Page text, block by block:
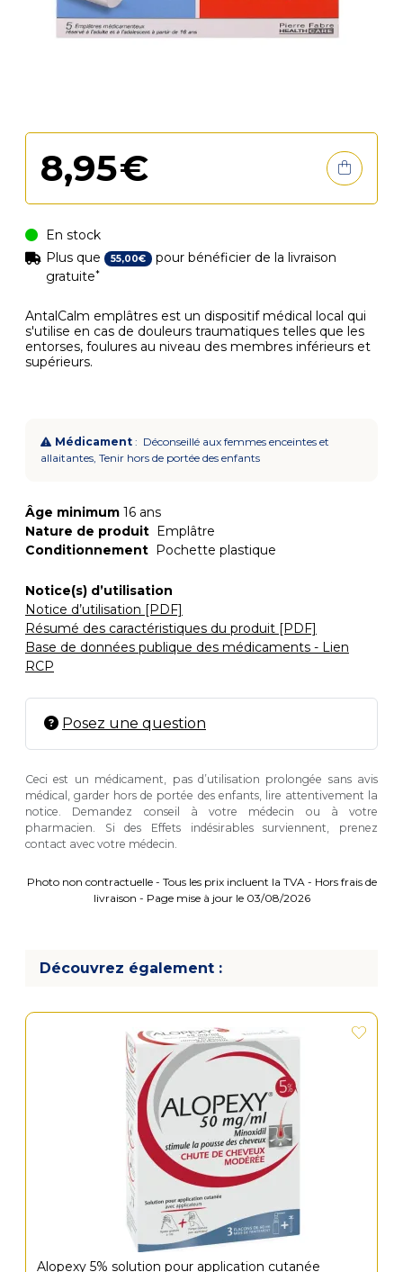
AntalCalm emplâtres est un dispositif médical local qui
s'utilise en cas de douleurs traumatiques telles que les
entorses, foulures au niveau des membres inférieurs et
supérieurs.
8,95€
En stock
Plus que
55,00€ pour bénéficier de la livraison
gratuite*
Médicament : Déconseillé aux femmes enceintes et
allaitantes, Tenir hors de portée des enfants
Âge minimum 16 ans
Nature de produit Emplâtre
Conditionnement Pochette plastique
Notice(s) d’utilisation
Notice d’utilisation [PDF]
Résumé des caractéristiques du produit [PDF]
Base de données publique des médicaments - Lien
RCP
Posez une question
Ceci est un médicament, pas d’utilisation prolongée sans avis
médical, garder hors de portée des enfants, lire attentivement la
notice. Demandez conseil à votre médecin ou à votre
pharmacien. Si des Effets indésirables surviennent, prenez
contact avec votre médecin.
Photo non contractuelle - Tous les prix incluent la TVA - Hors frais de
livraison - Page mise à jour le 03/08/2026
Découvrez également :
Alopexy 5% solution pour application cutanée